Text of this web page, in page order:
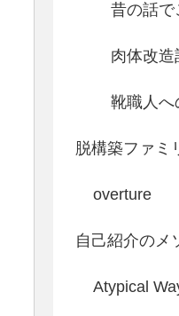
昔の話で
肉体改造
靴職人へ
脱構築ファミ
overture
自己紹介のメ
Atypical